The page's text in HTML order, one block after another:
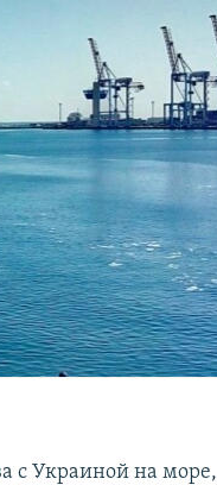
с Украиной на море,